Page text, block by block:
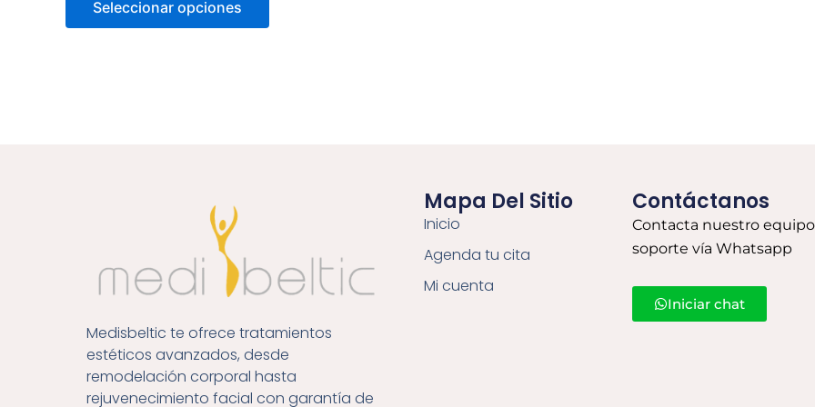
Seleccionar opciones
Medisbeltic te ofrece tratamientos
estéticos avanzados, desde
remodelación corporal hasta
rejuvenecimiento facial con garantía de
Mapa Del Sitio
Inicio
Agenda tu cita
Mi cuenta
Contáctanos
Contacta nuestro
soporte vía Whatsapp
Iniciar chat